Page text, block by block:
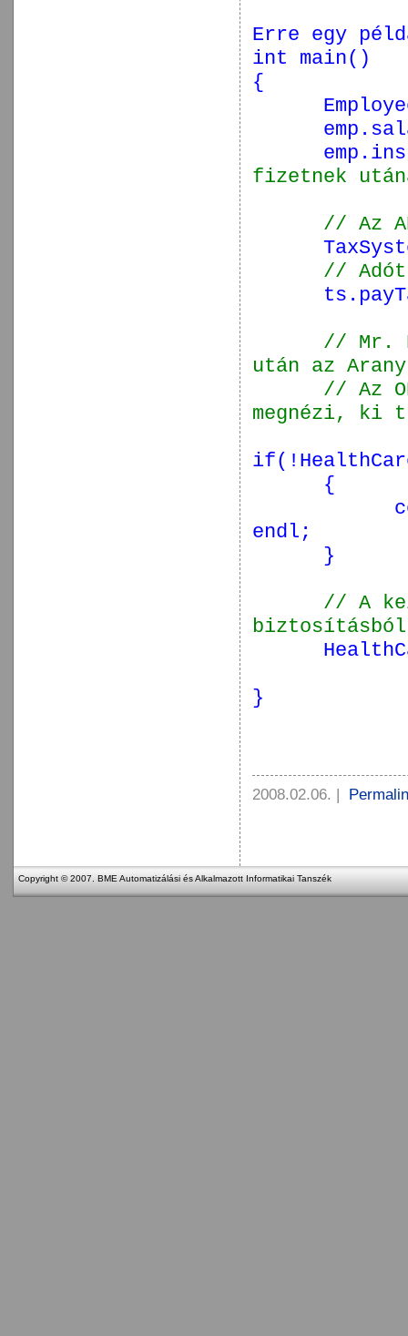
Erre egy
int main()
{
fizetnek
// Az
//
// Mr.
után az
// Az
megnézi, ki
if
{
endl;
}
// A
biztosításból
}
2008.02.06. |
Copyright © 2007. BME Automatizálási és Alkalmazott Informatikai Tanszék